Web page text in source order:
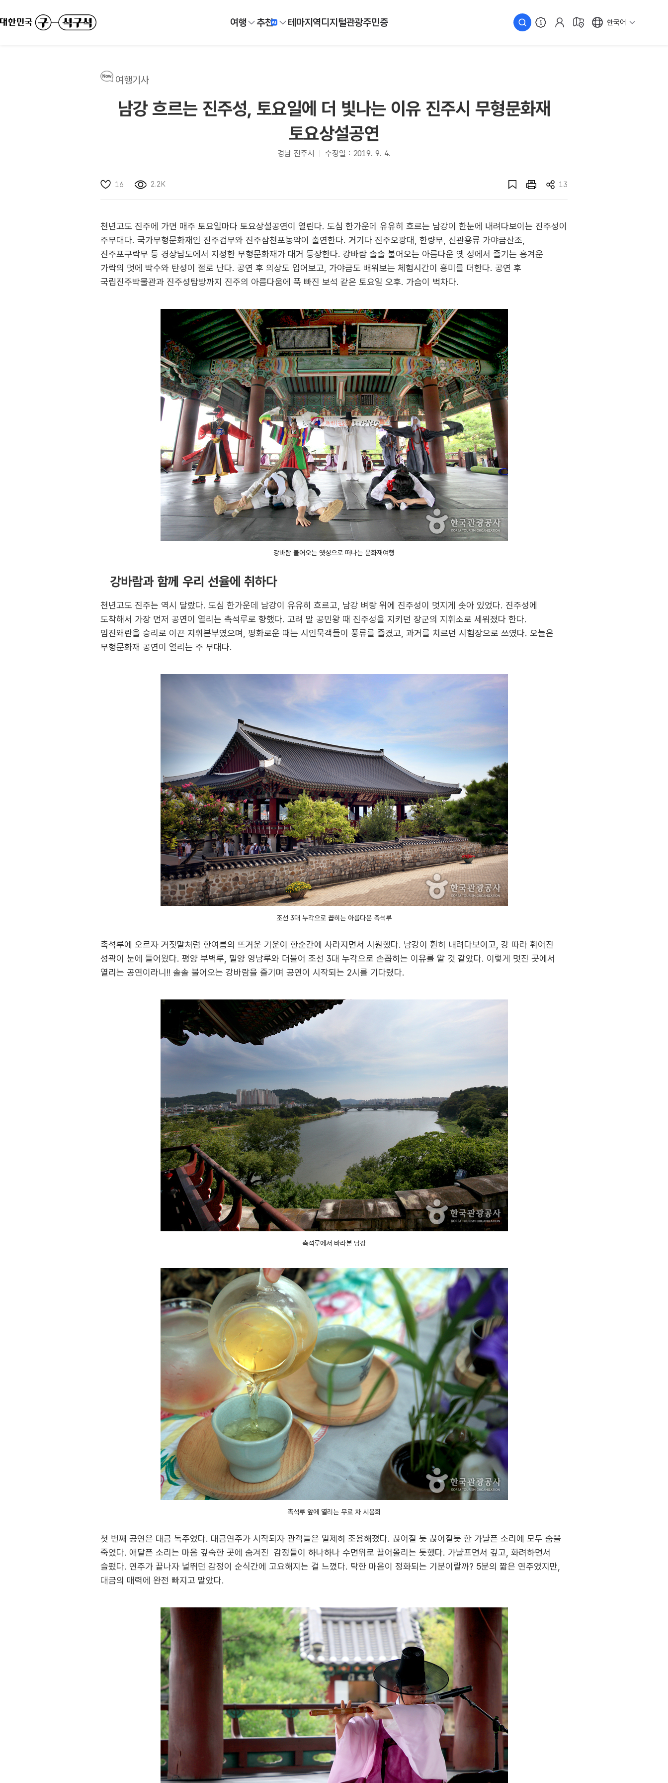
여행 추천 테마지역디지털관광주민증 한국어
여행기사
남강 흐르는 진주성, 토요일에 더 빛나는 이유 진주시 무형문화재
토요상설공연
경남 진주시 수정일 : 2019. 9. 4.
16 2.2K 13
천년고도 진주에 가면 매주 토요일마다 토요상설공연이 열린다. 도심 한가운데 유유히 흐르는 남강이 한눈에 내려다보이는 진주성이
주무대다. 국가무형문화재인 진주검무와 진주삼천포농악이 출연한다. 거기다 진주오광대, 한량무, 신관용류 가야금산조,
진주포구락무 등 경상남도에서 지정한 무형문화재가 대거 등장한다. 강바람 솔솔 불어오는 아름다운 옛 성에서 즐기는 흥겨운
가락의 멋에 박수와 탄성이 절로 난다. 공연 후 의상도 입어보고, 가야금도 배워보는 체험시간이 흥미를 더한다. 공연 후
국립진주박물관과 진주성탐방까지 진주의 아름다움에 푹 빠진 보석 같은 토요일 오후. 가슴이 벅차다.
강바람 불어오는 옛성으로 떠나는 문화재여행
강바람과 함께 우리 선율에 취하다
천년고도 진주는 역시 달랐다. 도심 한가운데 남강이 유유히 흐르고, 남강 벼랑 위에 진주성이 멋지게 솟아 있었다. 진주성에
도착해서 가장 먼저 공연이 열리는 촉석루로 향했다. 고려 말 공민왕 때 진주성을 지키던 장군의 지휘소로 세워졌다 한다.
임진왜란을 승리로 이끈 지휘본부였으며, 평화로운 때는 시인묵객들이 풍류를 즐겼고, 과거를 치르던 시험장으로 쓰였다. 오늘은
무형문화재 공연이 열리는 주 무대다.
조선 3대 누각으로 꼽히는 아름다운 촉석루
촉석루에 오르자 거짓말처럼 한여름의 뜨거운 기운이 한순간에 사라지면서 시원했다. 남강이 훤히 내려다보이고, 강 따라 휘어진
성곽이 눈에 들어왔다. 평양 부벽루, 밀양 영남루와 더불어 조선 3대 누각으로 손꼽히는 이유를 알 것 같았다. 이렇게 멋진 곳에서
열리는 공연이라니!! 솔솔 불어오는 강바람을 즐기며 공연이 시작되는 2시를 기다렸다.
촉석루에서 바라본 남강
촉석루 앞에 열리는 무료 차 시음회
첫 번째 공연은 대금 독주였다. 대금연주가 시작되자 관객들은 일제히 조용해졌다. 끊어질 듯 끊어질듯 한 가냘픈 소리에 모두 숨을
죽였다. 애달픈 소리는 마음 깊숙한 곳에 숨겨진 감정들이 하나하나 수면위로 끌어올리는 듯했다. 가냘프면서 깊고, 화려하면서
슬펐다. 연주가 끝나자 널뛰던 감정이 순식간에 고요해지는 걸 느꼈다. 탁한 마음이 정화되는 기분이랄까? 5분의 짧은 연주였지만,
대금의 매력에 완전 빠지고 말았다.